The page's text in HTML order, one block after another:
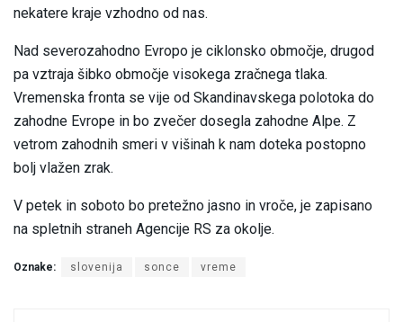
nekatere kraje vzhodno od nas.
Nad severozahodno Evropo je ciklonsko območje, drugod
pa vztraja šibko območje visokega zračnega tlaka.
Vremenska fronta se vije od Skandinavskega polotoka do
zahodne Evrope in bo zvečer dosegla zahodne Alpe. Z
vetrom zahodnih smeri v višinah k nam doteka postopno
bolj vlažen zrak.
V petek in soboto bo pretežno jasno in vroče, je zapisano
na spletnih straneh Agencije RS za okolje.
Oznake: slovenija sonce vreme